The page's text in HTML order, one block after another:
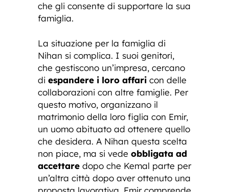
che gli consente di supportare la sua
famiglia.
La situazione per la famiglia di
Nihan si complica. I suoi genitori,
che gestiscono un’impresa, cercano
di espandere i loro affari con delle
collaborazioni con altre famiglie. Per
questo motivo, organizzano il
matrimonio della loro figlia con Emir,
un uomo abituato ad ottenere quello
che desidera. A Nihan questa scelta
non piace, ma si vede obbligata ad
accettare dopo che Kemal parte per
un’altra città dopo aver ottenuto una